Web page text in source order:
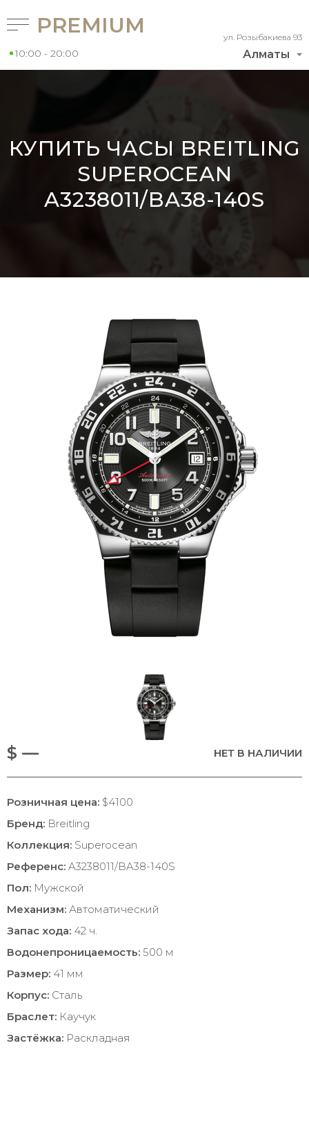
Алматы
ул. Розыбакиева 93
PREMIUM
10:00 - 20:00
КУПИТЬ ЧАСЫ BREITLING
SUPEROCEAN
A3238011/BA38-140S
$ — НЕТ В НАЛИЧИИ
Розничная цена: $4100
Бренд: Breitling
Коллекция: Superocean
Референс: A3238011/BA38-140S
Пол: Мужской
Механизм: Автоматический
Запас хода: 42 ч.
Водонепроницаемость: 500 м
Размер: 41 мм
Корпус: Сталь
Браслет: Каучук
Застёжка: Раскладная